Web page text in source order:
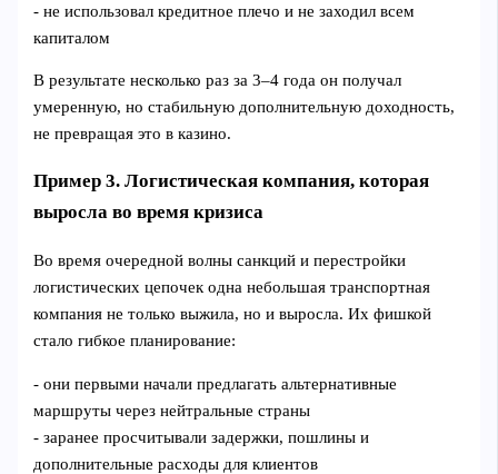
- не использовал кредитное плечо и не заходил всем
капиталом
В результате несколько раз за 3–4 года он получал
умеренную, но стабильную дополнительную доходность,
не превращая это в казино.
Пример 3. Логистическая компания, которая
выросла во время кризиса
Во время очередной волны санкций и перестройки
логистических цепочек одна небольшая транспортная
компания не только выжила, но и выросла. Их фишкой
стало гибкое планирование:
- они первыми начали предлагать альтернативные
маршруты через нейтральные страны
- заранее просчитывали задержки, пошлины и
дополнительные расходы для клиентов